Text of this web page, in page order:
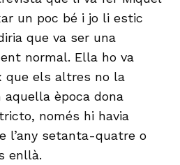
un poc bé i jo li estic
que va ser una
normal. Ella ho va
que els altres no la
època dona
només hi havia
l’any setanta-quatre o
enllà.